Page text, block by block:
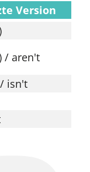
Version
/ aren't
isn't